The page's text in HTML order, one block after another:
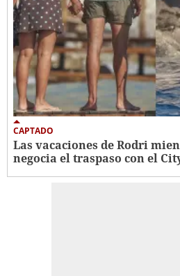
CAPTADO
Las vacaciones de Rodri
negocia el traspaso con el